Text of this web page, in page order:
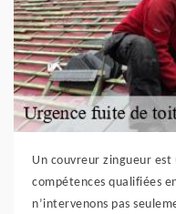
Un couvreur zingueur est
compétences qualifiées
n’intervenons pas